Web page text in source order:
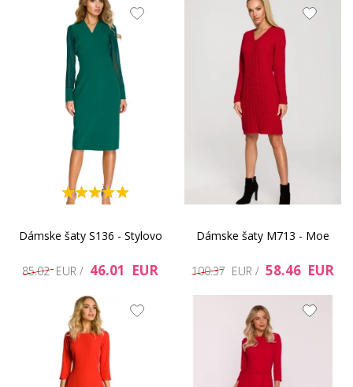
Dámske šaty S136 - Stylovo
85.02 EUR / 46.01 EUR
Dámske šaty M713 - Moe
100.37 EUR / 58.46 EUR